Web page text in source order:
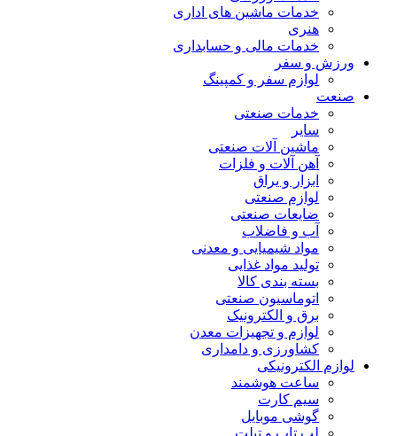
خدمات ماشین های اداری
هنری
خدمات مالی و حسابداری
ورزش و سفر
لوازم سفر و کمپینگ
صنعت
خدمات صنعتی
سایر
ماشین آلات صنعتی
آهن آلات و فلزات
ابزار و یراق
لوازم صنعتی
ضایعات صنعتی
آب و فاضلاب
مواد شیمیایی و معدنی
تولید مواد غذایی
بسته بندی کالا
اتوماسیون صنعتی
برق و الکترونیک
لوازم و تجهیزات معدن
کشاورزی و دامداری
لوازم الکترونیکی
ساعت هوشمند
سیم کارت
گوشی موبایل